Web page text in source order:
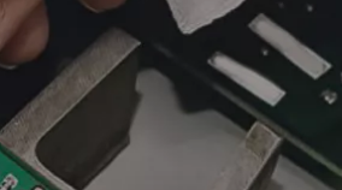
전 스크린 K10
$ 0